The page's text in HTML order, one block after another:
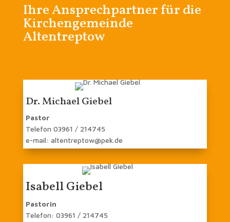
Ihre Ansprechpartner für die
Kirchengemeinde
Altentreptow
Dr. Michael Giebel
Pastor
Telefon 03961 / 214745
e-mail: altentreptow@pek.de
Isabell Giebel
Pastorin
Telefon: 03961 / 214745